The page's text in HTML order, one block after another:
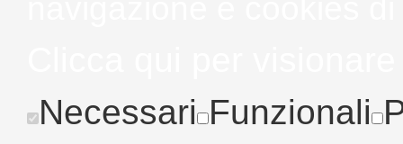
Necessari Funzionali